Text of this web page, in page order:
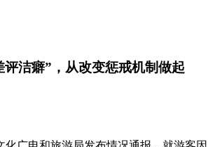
评洁癖”，从改变惩戒机制做起